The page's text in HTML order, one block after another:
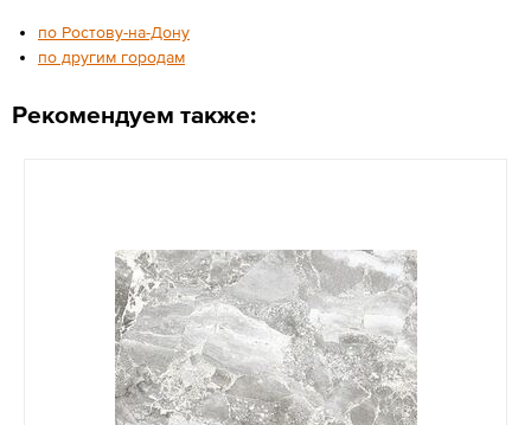
по Ростову-на-Дону
по другим городам
Рекомендуем также: